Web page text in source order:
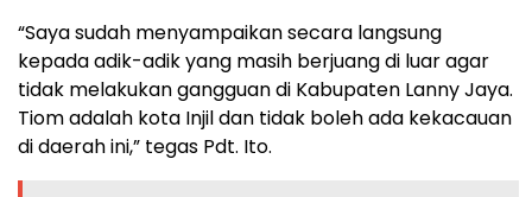
“Saya sudah menyampaikan secara langsung
kepada adik-adik yang masih berjuang di luar agar
tidak melakukan gangguan di Kabupaten Lanny Jaya.
Tiom adalah kota Injil dan tidak boleh ada kekacauan
di daerah ini,” tegas Pdt. Ito.